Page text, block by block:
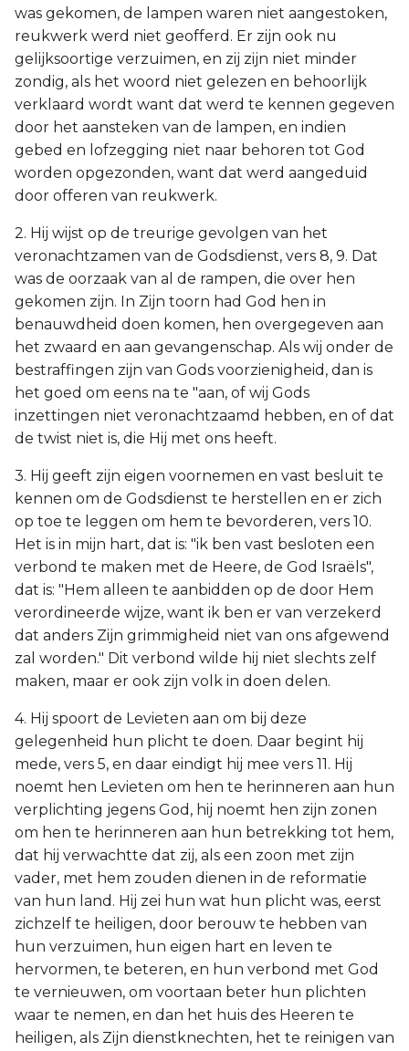
was gekomen, de lampen waren niet aangestoken,
reukwerk werd niet geofferd. Er zijn ook nu
gelijksoortige verzuimen, en zij zijn niet minder
zondig, als het woord niet gelezen en behoorlijk
verklaard wordt want dat werd te kennen gegeven
door het aansteken van de lampen, en indien
gebed en lofzegging niet naar behoren tot God
worden opgezonden, want dat werd aangeduid
door offeren van reukwerk.
2. Hij wijst op de treurige gevolgen van het
veronachtzamen van de Godsdienst, vers 8, 9. Dat
was de oorzaak van al de rampen, die over hen
gekomen zijn. In Zijn toorn had God hen in
benauwdheid doen komen, hen overgegeven aan
het zwaard en aan gevangenschap. Als wij onder de
bestraffingen zijn van Gods voorzienigheid, dan is
het goed om eens na te "aan, of wij Gods
inzettingen niet veronachtzaamd hebben, en of dat
de twist niet is, die Hij met ons heeft.
3. Hij geeft zijn eigen voornemen en vast besluit te
kennen om de Godsdienst te herstellen en er zich
op toe te leggen om hem te bevorderen, vers 10.
Het is in mijn hart, dat is: "ik ben vast besloten een
verbond te maken met de Heere, de God Israëls",
dat is: "Hem alleen te aanbidden op de door Hem
verordineerde wijze, want ik ben er van verzekerd
dat anders Zijn grimmigheid niet van ons afgewend
zal worden." Dit verbond wilde hij niet slechts zelf
maken, maar er ook zijn volk in doen delen.
4. Hij spoort de Levieten aan om bij deze
gelegenheid hun plicht te doen. Daar begint hij
mede, vers 5, en daar eindigt hij mee vers 11. Hij
noemt hen Levieten om hen te herinneren aan hun
verplichting jegens God, hij noemt hen zijn zonen
om hen te herinneren aan hun betrekking tot hem,
dat hij verwachtte dat zij, als een zoon met zijn
vader, met hem zouden dienen in de reformatie
van hun land. Hij zei hun wat hun plicht was, eerst
zichzelf te heiligen, door berouw te hebben van
hun verzuimen, hun eigen hart en leven te
hervormen, te beteren, en hun verbond met God
te vernieuwen, om voortaan beter hun plichten
waar te nemen, en dan het huis des Heeren te
heiligen, als Zijn dienstknechten, het te reinigen van